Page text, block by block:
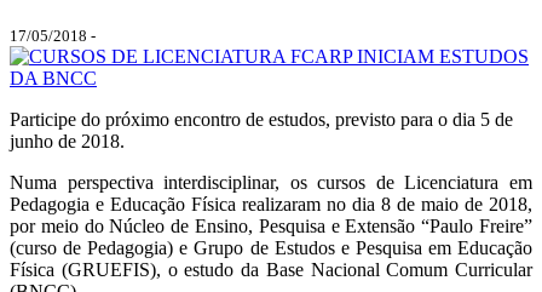
17/05/2018 -
Participe do próximo encontro de estudos, previsto para o dia 5 de
junho de 2018.
Numa perspectiva interdisciplinar, os cursos de Licenciatura em
Pedagogia e Educação Física realizaram no dia 8 de maio de 2018,
por meio do Núcleo de Ensino, Pesquisa e Extensão “Paulo Freire”
(curso de Pedagogia) e Grupo de Estudos e Pesquisa em Educação
Física (GRUEFIS), o estudo da Base Nacional Comum Curricular